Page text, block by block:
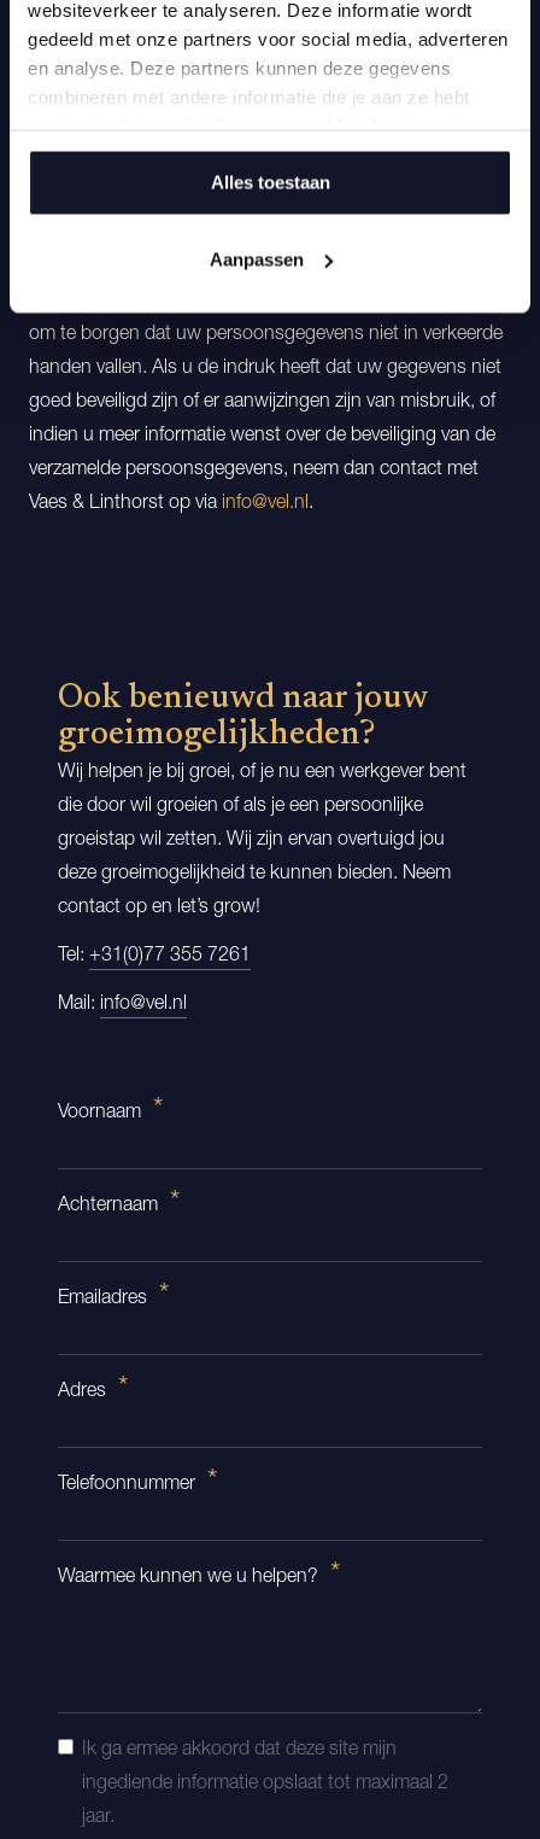
websiteverkeer te analyseren. Deze informatie wordt
gedeeld met onze partners voor social media, adverteren
en analyse. Deze partners kunnen deze gegevens
combineren met andere informatie die je aan ze hebt
gebruik van hun services.
Alles toestaan
Aanpassen
correctie of verwijdering sturen naar
info@vel.nl
. Vaes &
Linthorst zal zo snel mogelijk op uw verzoek reageren.
serieus en neemt passende maatregelen om misbruik,
openbaarmaking en ongeoorloofde wijziging tegen te
om te borgen dat uw persoonsgegevens niet in verkeerde
handen vallen. Als u de indruk heeft dat uw gegevens niet
goed beveiligd zijn of er aanwijzingen zijn van misbruik, of
indien u meer informatie wenst over de beveiliging van de
verzamelde persoonsgegevens, neem dan contact met
Vaes & Linthorst op via info@vel.nl.
Ook benieuwd naar jouw
groeimogelijkheden?
Wij helpen je bij groei, of je nu een werkgever bent
die door wil groeien of als je een persoonlijke
groeistap wil zetten. Wij zijn ervan overtuigd jou
deze groeimogelijkheid te kunnen bieden. Neem
contact op en let’s grow!
Tel: +31(0)77 355 7261
Mail: info@vel.nl
Voornaam
Achternaam
Emailadres
Adres
Telefoonnummer
Waarmee kunnen we u helpen?
Ik ga ermee akkoord dat deze site mijn
ingediende informatie opslaat tot maximaal 2
jaar.